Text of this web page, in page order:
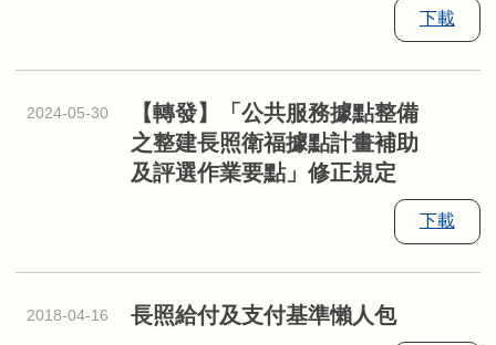
下載
2024-05-30
【轉發】「公共服務據點整備
之整建長照衛福據點計畫補助
及評選作業要點」修正規定
下載
2018-04-16 長照給付及支付基準懶人包